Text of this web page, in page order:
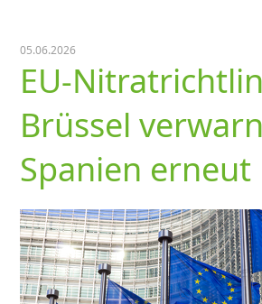
05.06.2026
EU-
Brüssel
Spanien erneut